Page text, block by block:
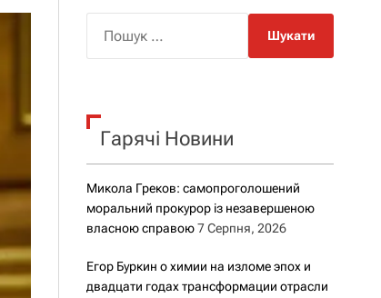
о
у
к
Гарячі Новини
Микола Греков: самопроголошений
моральний прокурор із незавершеною
власною справою 7 Серпня, 2026
Егор Буркин о химии на изломе эпох и
двадцати годах трансформации отрасли